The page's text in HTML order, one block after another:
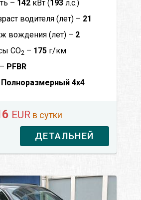
– 142 кВт (193 л.с.)
водителя (лет) – 21
вождения (лет) – 2
CO2 – 175 г/км
PFBR
Полноразмерный 4x4
EUR в сутки
ДЕТАЛЬНЕЙ